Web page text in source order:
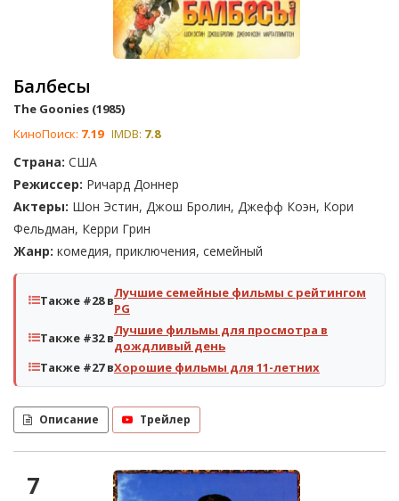
Балбесы
The Goonies (1985)
КиноПоиск: 7.19 IMDB: 7.8
Страна: США
Режиссер: Ричард Доннер
Актеры: Шон Эстин, Джош Бролин, Джефф Коэн, Кори
Фельдман, Керри Грин
Жанр: комедия, приключения, семейный
Также #28 вЛучшие семейные фильмы с рейтингом
PG
Также #32 вЛучшие фильмы для просмотра в
дождливый день
Также #27 вХорошие фильмы для 11-летних
Описание Трейлер
7